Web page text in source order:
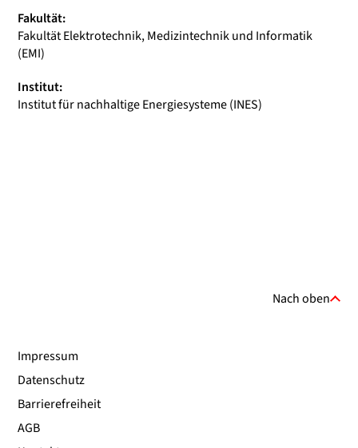
Fakultät:
Fakultät Elektrotechnik, Medizintechnik und Informatik
(EMI)
Institut:
Institut für nachhaltige Energiesysteme (INES)
Nach oben
Impressum
Datenschutz
Barrierefreiheit
AGB